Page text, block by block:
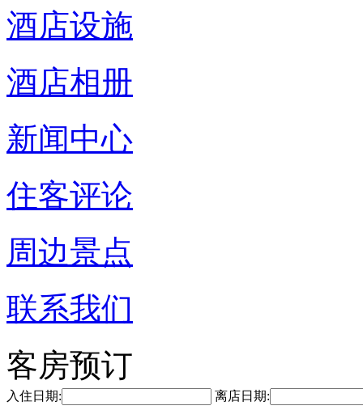
酒店设施
酒店相册
新闻中心
住客评论
周边景点
联系我们
客房预订
入住日期: 离店日期: